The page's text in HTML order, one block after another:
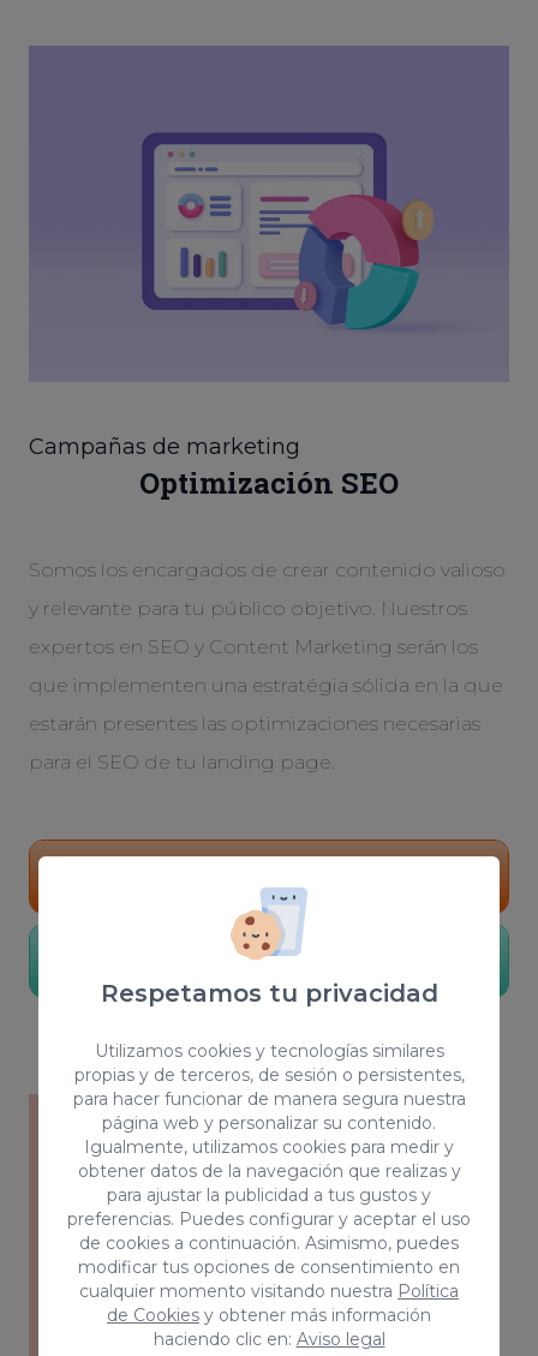
Respetamos tu privacidad
Utilizamos cookies y tecnologías similares
propias y de terceros, de sesión o persistentes,
para hacer funcionar de manera segura nuestra
página web y personalizar su contenido.
Igualmente, utilizamos cookies para medir y
obtener datos de la navegación que realizas y
para ajustar la publicidad a tus gustos y
preferencias. Puedes configurar y aceptar el uso
de cookies a continuación. Asimismo, puedes
modificar tus opciones de consentimiento en
cualquier momento visitando nuestra Política
de Cookies y obtener más información
haciendo clic en: Aviso legal
Campañas de marketing
Optimización SEO
Somos los encargados de crear contenido valioso
y relevante para tu público objetivo. Nuestros
expertos en SEO y Content Marketing serán los
que implementen una estratégia sólida en la que
estarán presentes las optimizaciones necesarias
para el SEO de tu landing page.
Conocer más